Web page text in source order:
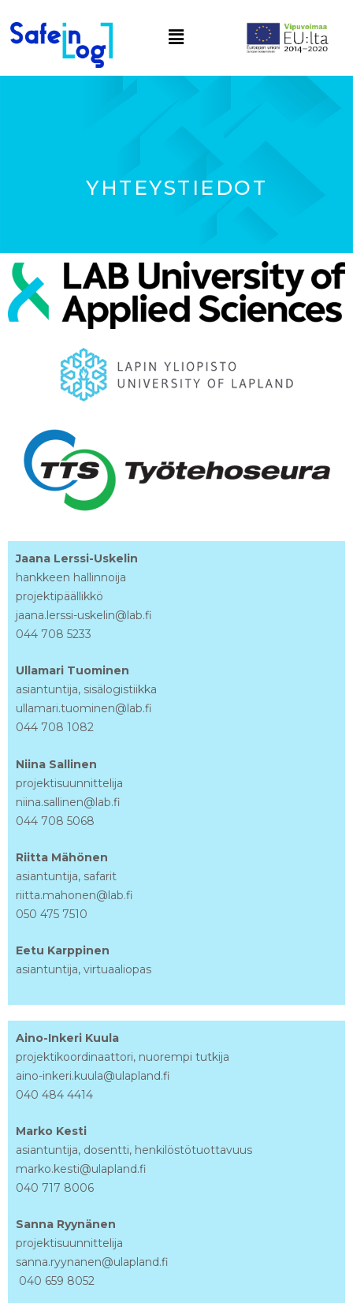
YHTEYSTIEDOT
Jaana Lerssi-Uskelin
hankkeen hallinnoija
projektipäällikkö
jaana.lerssi-uskelin@lab.fi
044 708 5233
Ullamari Tuominen
asiantuntija, sisälogistiikka
ullamari.tuominen@lab.fi
044 708 1082
Niina Sallinen
projektisuunnittelija
niina.sallinen@lab.fi
044 708 5068
Riitta Mähönen
asiantuntija, safarit
riitta.mahonen@lab.fi
050 475 7510
Eetu Karppinen
asiantuntija, virtuaaliopas
Aino-Inkeri Kuula
projektikoordinaattori, nuorempi tutkija
aino-inkeri.kuula@ulapland.fi
040 484 4414
Marko Kesti
asiantuntija, dosentti, henkilöstötuottavuus
marko.kesti@ulapland.fi
040 717 8006
Sanna Ryynänen
projektisuunnittelija
sanna.ryynanen@ulapland.fi
040 659 8052